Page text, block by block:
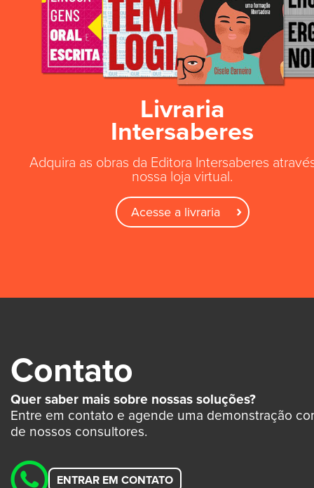
Livraria
Intersaberes
Adquira as obras da Editora Intersaberes
nossa loja virtual.
Acesse a livraria
Contato
Quer saber mais sobre nossas soluções?
Entre em contato e agende uma demonstração
de nossos consultores.
ENTRAR EM CONTATO